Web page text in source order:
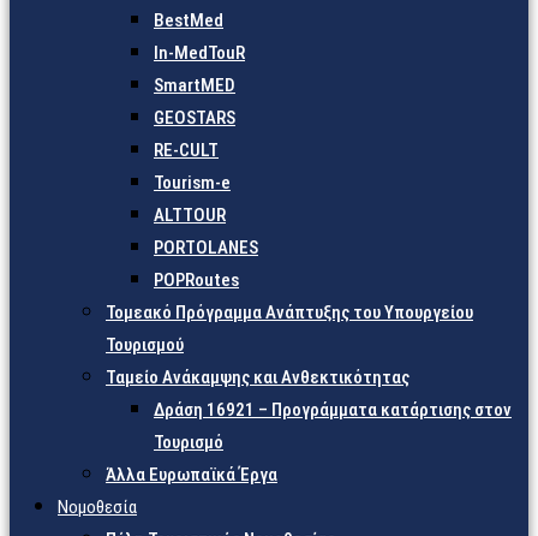
BestMed
In-MedTouR
SmartMED
GEOSTARS
RE-CULT
Tourism-e
ALTTOUR
PORTOLANES
POPRoutes
Τομεακό Πρόγραμμα Ανάπτυξης του Υπουργείου
Τουρισμού
Ταμείο Ανάκαμψης και Ανθεκτικότητας
Δράση 16921 – Προγράμματα κατάρτισης στον
Τουρισμό
Άλλα Ευρωπαϊκά Έργα
Νομοθεσία